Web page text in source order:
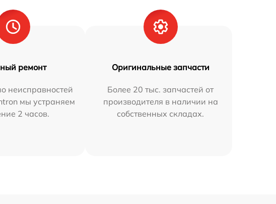
ремонт
неисправностей
мы устраняем
2 часов.
Оригинальные запчасти
Более 20 тыс. запчастей от
производителя в наличии на
собственных складах.